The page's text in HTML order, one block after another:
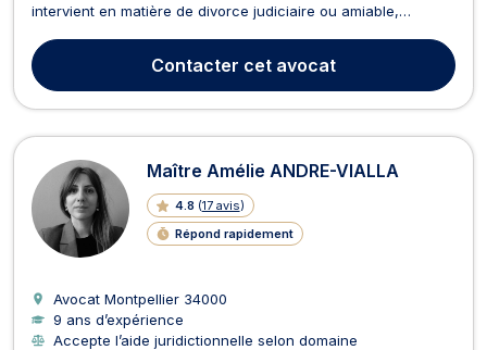
intervient en matière de divorce judiciaire ou amiable,
des étrangers (titre de séjour, naturalisation). En matière de
droit de la famille, Maître DURAND vou...
Contacter cet avocat
Maître Amélie ANDRE-VIALLA
4.8 (17 avis)
Répond rapidement
Avocat Montpellier 34000
9 ans d’expérience
Accepte l’aide juridictionnelle selon domaine